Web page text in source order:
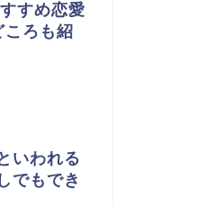
すめ恋愛
ころも紹
いわれる
でもでき